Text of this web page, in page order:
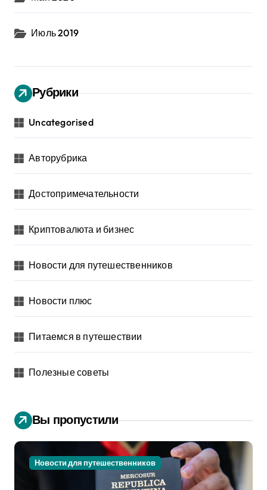
Июль 2019
Рубрики
Uncategorised
Авторубрика
Достопримечательности
Криптовалюта и бизнес
Новости для путешественников
Новости плюс
Питаемся в путешествии
Полезные советы
Вы пропустили
Новости для путешественников